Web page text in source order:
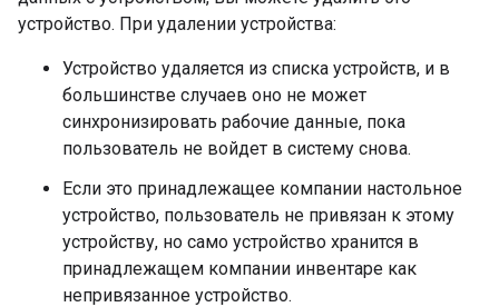
устройство. При удалении устройства:
Устройство удаляется из списка устройств, и в
большинстве случаев оно не может
синхронизировать рабочие данные, пока
пользователь не войдет в систему снова.
Если это принадлежащее компании настольное
устройство, пользователь не привязан к этому
устройству, но само устройство хранится в
принадлежащем компании инвентаре как
непривязанное устройство.